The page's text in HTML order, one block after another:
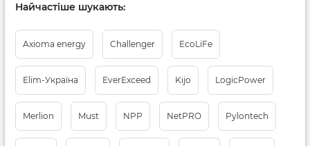
Найчастіше шукають:
Axioma energy Challenger EcoLiFe
Elim-Україна EverExceed Kijo LogicPower
Merlion Must NPP NetPRO Pylontech